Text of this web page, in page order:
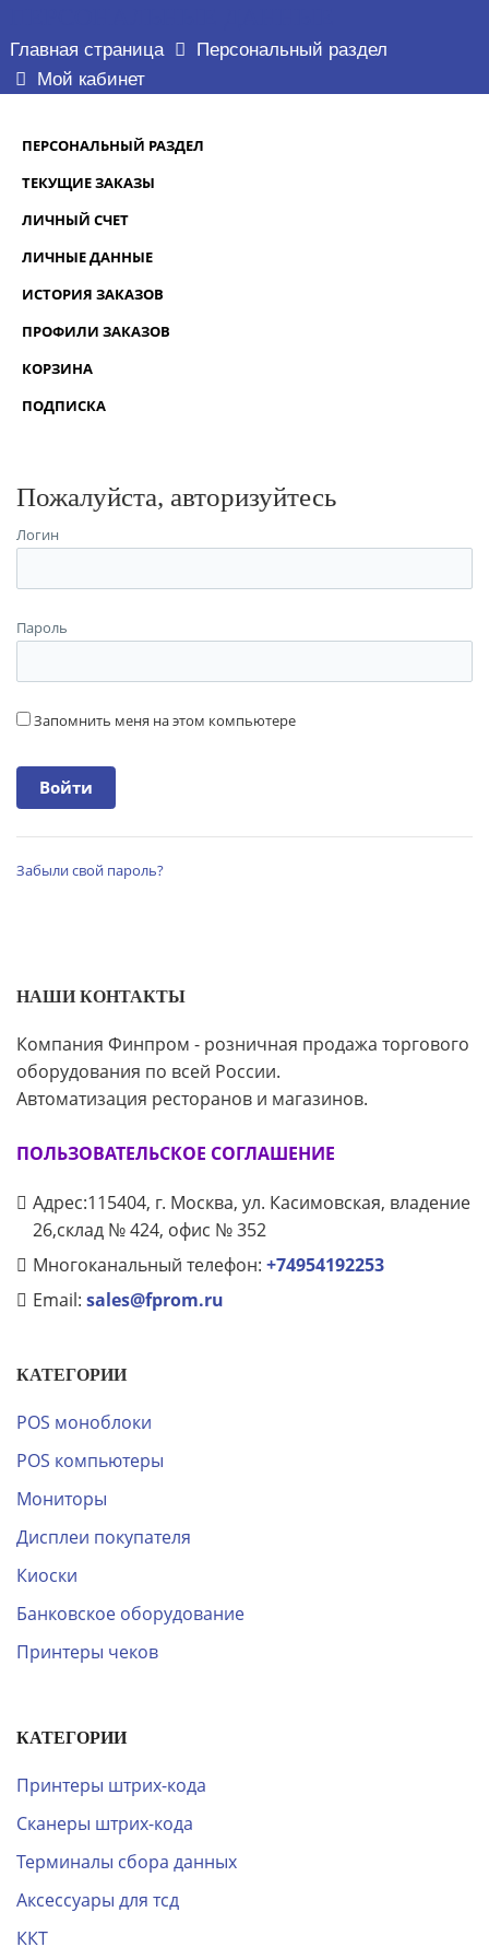
Главная страница
Персональный раздел
Мой кабинет
ПЕРСОНАЛЬНЫЙ РАЗДЕЛ
ТЕКУЩИЕ ЗАКАЗЫ
ЛИЧНЫЙ СЧЕТ
ЛИЧНЫЕ ДАННЫЕ
ИСТОРИЯ ЗАКАЗОВ
ПРОФИЛИ ЗАКАЗОВ
КОРЗИНА
ПОДПИСКА
Пожалуйста, авторизуйтесь
Логин
Пароль
Запомнить меня на этом компьютере
Забыли свой пароль?
НАШИ КОНТАКТЫ
Компания Финпром - розничная продажа торгового
оборудования по всей России.
Автоматизация ресторанов и магазинов.
ПОЛЬЗОВАТЕЛЬСКОЕ СОГЛАШЕНИЕ
Адрес:115404, г. Москва, ул. Касимовская, владение
26,склад № 424, офис № 352
Многоканальный телефон: +74954192253
Email: sales@fprom.ru
КАТЕГОРИИ
POS моноблоки
POS компьютеры
Мониторы
Дисплеи покупателя
Киоски
Банковское оборудование
Принтеры чеков
КАТЕГОРИИ
Принтеры штрих-кода
Сканеры штрих-кода
Терминалы сбора данных
Аксессуары для тсд
ККТ